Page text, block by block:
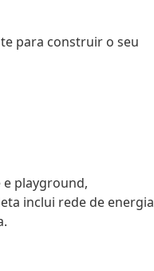
para construir o seu
e playground,
inclui rede de energia